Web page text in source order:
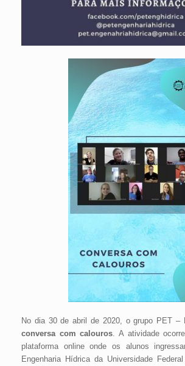
No dia 30 de abril de 2020, o grupo PET –
conversa com calouros. A atividade
plataforma online onde os alunos
Engenharia Hídrica da Universidade